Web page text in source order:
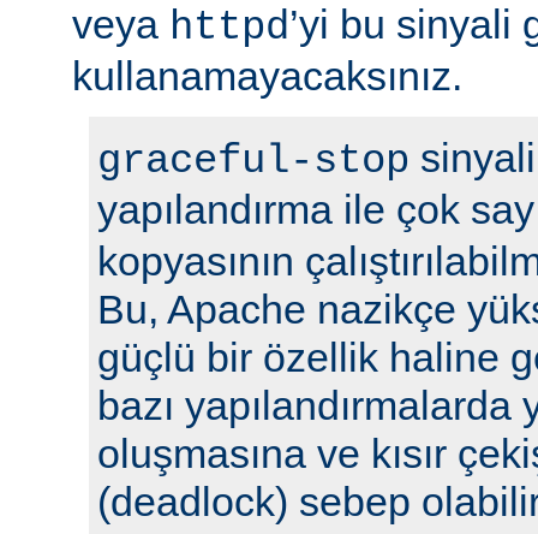
veya httpd’yi bu sinyali
kullanamayacaksınız.
graceful-stop
yapılandırma ile çok
kopyasının
Bu, Apache nazikçe
güçlü bir özellik haline
bazı yapılandırmalarda
oluşmasına ve kısır
(deadlock) sebep